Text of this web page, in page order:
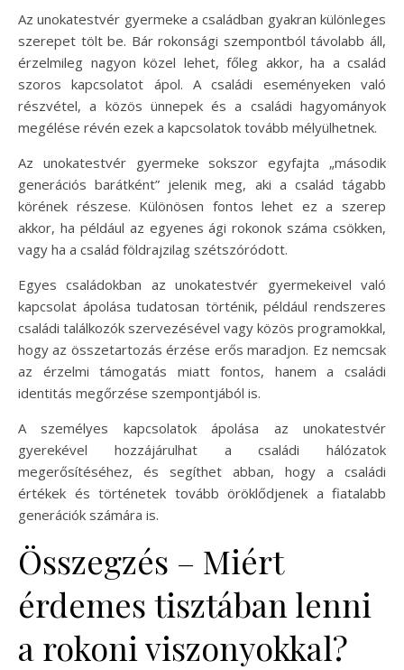
Az unokatestvér gyermeke a családban gyakran különleges
szerepet tölt be. Bár rokonsági szempontból távolabb áll,
érzelmileg nagyon közel lehet, főleg akkor, ha a család
szoros kapcsolatot ápol. A családi eseményeken való
részvétel, a közös ünnepek és a családi hagyományok
megélése révén ezek a kapcsolatok tovább mélyülhetnek.
Az unokatestvér gyermeke sokszor egyfajta „második
generációs barátként” jelenik meg, aki a család tágabb
körének részese. Különösen fontos lehet ez a szerep
akkor, ha például az egyenes ági rokonok száma csökken,
vagy ha a család földrajzilag szétszóródott.
Egyes családokban az unokatestvér gyermekeivel való
kapcsolat ápolása tudatosan történik, például rendszeres
családi találkozók szervezésével vagy közös programokkal,
hogy az összetartozás érzése erős maradjon. Ez nemcsak
az érzelmi támogatás miatt fontos, hanem a családi
identitás megőrzése szempontjából is.
A személyes kapcsolatok ápolása az unokatestvér
gyerekével hozzájárulhat a családi hálózatok
megerősítéséhez, és segíthet abban, hogy a családi
értékek és történetek tovább öröklődjenek a fiatalabb
generációk számára is.
Összegzés – Miért
érdemes tisztában lenni
a rokoni viszonyokkal?